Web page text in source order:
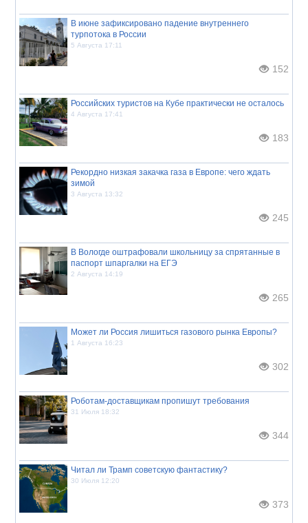
В июне зафиксировано падение внутреннего
турпотока в России
5 Августа 17:11
152
Российских туристов на Кубе практически не осталось
4 Августа 17:41
183
Рекордно низкая закачка газа в Европе: чего ждать
зимой
3 Августа 13:32
245
В Вологде оштрафовали школьницу за спрятанные в
паспорт шпаргалки на ЕГЭ
2 Августа 14:19
265
Может ли Россия лишиться газового рынка Европы?
1 Августа 16:23
302
Роботам-доставщикам пропишут требования
31 Июля 18:32
344
Читал ли Трамп советскую фантастику?
30 Июля 12:20
373